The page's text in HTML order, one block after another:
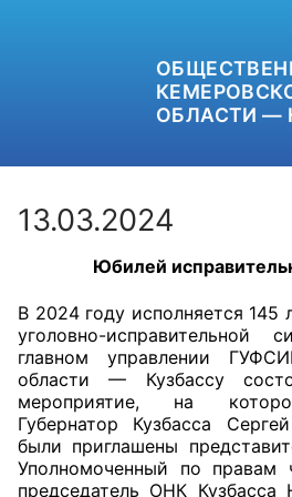
ОБЛАСТИ —
ОБРАТНАЯ
13.03.2024
Юбилей
В 2024 году исполняется 145
уголовно-
главном управлении
области — Кузбассу
мероприятие, на
Губернатор Кузбасса
были приглашены
Уполномоченный по правам
председатель ОНК Кузбасса